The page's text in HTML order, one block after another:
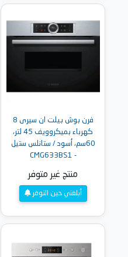
فرن بوش بيلت ان سيرى 8
كهرباء بميكروويف 45 لتر،
60سم، أسود / ستانلس ستيل
- CMG633BS1
منتج غير متوفر
أبلغني حين التوفر